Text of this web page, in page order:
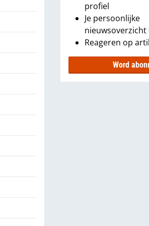
profiel
Je persoonlijke
nieuwsoverzicht
Reageren op
Word